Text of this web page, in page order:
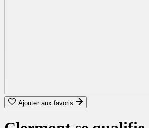
Ajouter aux favoris